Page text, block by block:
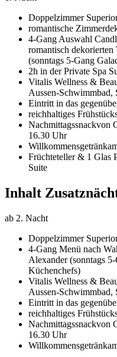
Doppelzimmer
romantische
4-Gang Auswahl
romantisch
(sonntags 5-Gang
2h in der Private Spa
Vitalis Wellness &
Aussen-Schwimmbad,
Eintritt in das
reichhaltiges
Nachmittagssnackvon
16.30 Uhr
Willkommensgetränk
Früchteteller & 1 Glas
Suite
Inhalt
ab 2. Nacht
Doppelzimmer
4-Gang Menü nach
Alexander (sonntags
Küchenchefs)
Vitalis Wellness &
Aussen-Schwimmbad,
Eintritt in das
reichhaltiges
Nachmittagssnackvon
16.30 Uhr
Willkommensgetränk